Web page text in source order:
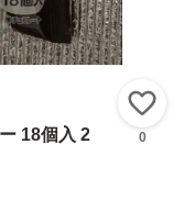
18個入 2
0